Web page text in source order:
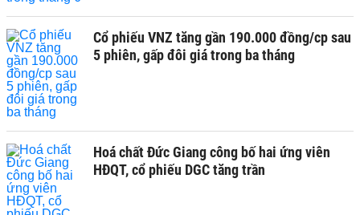
Cổ phiếu VNZ tăng gần 190.000 đồng/cp sau
5 phiên, gấp đôi giá trong ba tháng
Hoá chất Đức Giang công bố hai ứng viên
HĐQT, cổ phiếu DGC tăng trần